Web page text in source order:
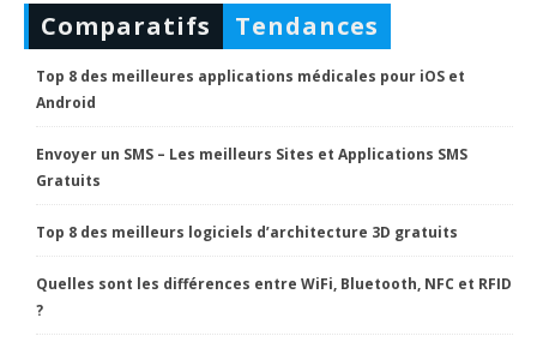
Comparatifs Tendances
Top 8 des meilleures applications médicales pour iOS et
Android
Envoyer un SMS – Les meilleurs Sites et Applications SMS
Gratuits
Top 8 des meilleurs logiciels d’architecture 3D gratuits
Quelles sont les différences entre WiFi, Bluetooth, NFC et RFID
?